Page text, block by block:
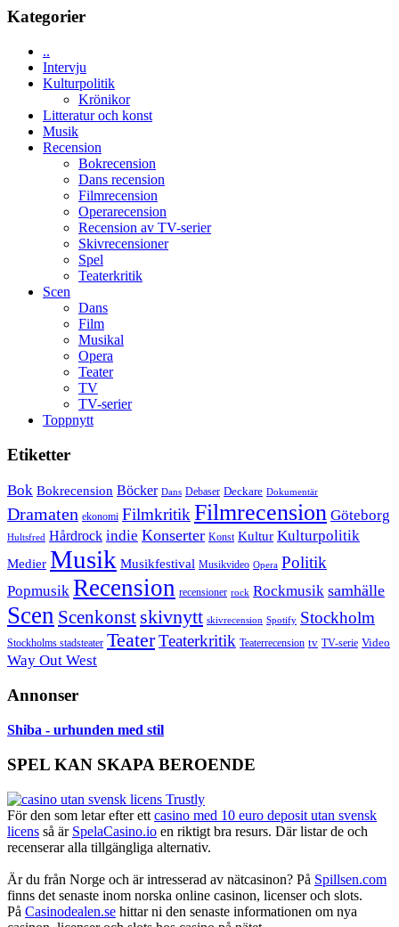
Kategorier
..
Intervju
Kulturpolitik
Krönikor
Litteratur och konst
Musik
Recension
Bokrecension
Dans recension
Filmrecension
Operarecension
Recension av TV-serier
Skivrecensioner
Spel
Teaterkritik
Scen
Dans
Film
Musikal
Opera
Teater
TV
TV-serier
Toppnytt
Etiketter
Bok Bokrecension Böcker Dans Debaser Deckare Dokumentär
Dramaten ekonomi Filmkritik Filmrecension Göteborg
Hultsfred Hårdrock indie Konserter Konst Kultur Kulturpolitik
Medier Musik Musikfestival Musikvideo Opera Politik
Popmusik Recension recensioner rock Rockmusik samhälle
Scen Scenkonst skivnytt skivrecension Spotify Stockholm
Stockholms stadsteater TeaterTeaterkritik Teaterrecension tv TV-serie Video
Way Out West
Annonser
Shiba - urhunden med stil
SPEL KAN SKAPA BEROENDE
För den som letar efter ett casino med 10 euro deposit utan svensk
licens så är SpelaCasino.io en riktigt bra resurs. Där listar de och
recenserar alla tillgängliga alternativ.
Är du från Norge och är intresserad av nätcasinon? På Spillsen.com
finns det senaste inom norska online casinon, licenser och slots.
På Casinodealen.se hittar ni den senaste informationen om nya